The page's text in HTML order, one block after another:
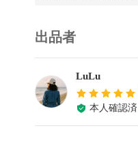
出品者
LuLu
本人確認済